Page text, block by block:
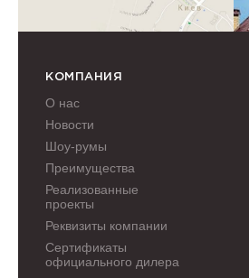
КОМПАНИЯ
О нас
Новости
Шоу-румы
Преимущества
Реализованные
проекты
Реквизиты компании
Сертификаты
официального дилера